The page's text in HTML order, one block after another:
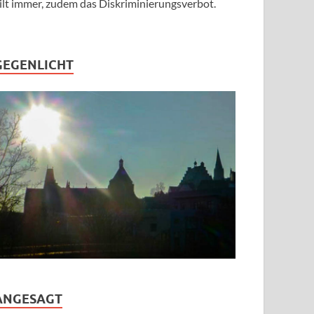
immer, zudem das Diskriminierungsverbot.